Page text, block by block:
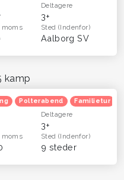
Deltagere
3+
moms Sted(Indenfor)
Aalborg SV
kamp
Polterabend Familietur
Deltagere
3+
moms Sted(Indenfor)
9 steder